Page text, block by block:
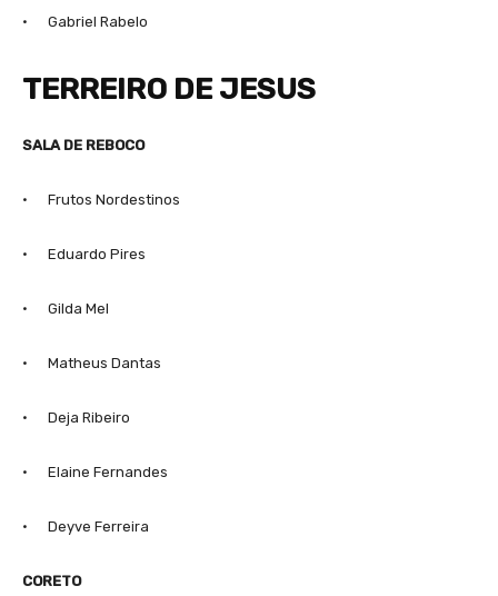
· Gabriel Rabelo
TERREIRO DE JESUS
SALA DE REBOCO
· Frutos Nordestinos
· Eduardo Pires
· Gilda Mel
· Matheus Dantas
· Deja Ribeiro
· Elaine Fernandes
· Deyve Ferreira
CORETO